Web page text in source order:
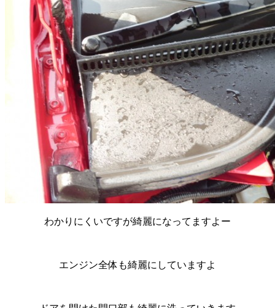
わかりにくいですが綺麗になってますよー
エンジン全体も綺麗にしていますよ